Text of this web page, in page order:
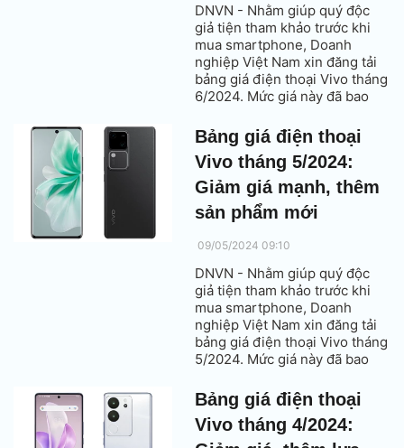
DNVN - Nhằm giúp quý độc
giả tiện tham khảo trước khi
mua smartphone, Doanh
nghiệp Việt Nam xin đăng tải
bảng giá điện thoại Vivo tháng
6/2024. Mức giá này đã bao
Bảng giá điện thoại
Vivo tháng 5/2024:
Giảm giá mạnh, thêm
sản phẩm mới
09/05/2024 09:10
DNVN - Nhằm giúp quý độc
giả tiện tham khảo trước khi
mua smartphone, Doanh
nghiệp Việt Nam xin đăng tải
bảng giá điện thoại Vivo tháng
5/2024. Mức giá này đã bao
Bảng giá điện thoại
Vivo tháng 4/2024: